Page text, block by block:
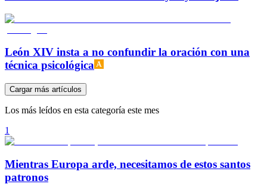
León XIV insta a no confundir la oración con una
técnica psicológica
Cargar más artículos
Los más leídos en esta categoría este mes
1
Mientras Europa arde, necesitamos de estos santos
patronos